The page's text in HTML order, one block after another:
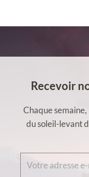
Recevoir
Chaque
du soleil-levant